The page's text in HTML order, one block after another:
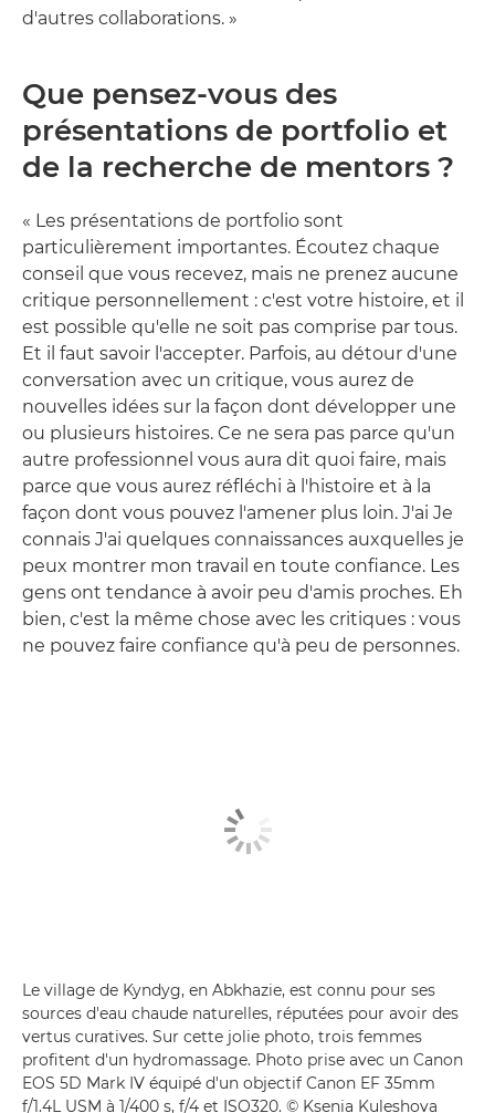
d'autres collaborations. »
Que pensez-vous des
présentations de portfolio et
de la recherche de mentors ?
« Les présentations de portfolio sont
particulièrement importantes. Écoutez chaque
conseil que vous recevez, mais ne prenez aucune
critique personnellement : c'est votre histoire, et il
est possible qu'elle ne soit pas comprise par tous.
Et il faut savoir l'accepter. Parfois, au détour d'une
conversation avec un critique, vous aurez de
nouvelles idées sur la façon dont développer une
ou plusieurs histoires. Ce ne sera pas parce qu'un
autre professionnel vous aura dit quoi faire, mais
parce que vous aurez réfléchi à l'histoire et à la
façon dont vous pouvez l'amener plus loin. J'ai Je
connais J'ai quelques connaissances auxquelles je
peux montrer mon travail en toute confiance. Les
gens ont tendance à avoir peu d'amis proches. Eh
bien, c'est la même chose avec les critiques : vous
ne pouvez faire confiance qu'à peu de personnes.
Le village de Kyndyg, en Abkhazie, est connu pour ses
sources d'eau chaude naturelles, réputées pour avoir des
vertus curatives. Sur cette jolie photo, trois femmes
profitent d'un hydromassage. Photo prise avec un Canon
EOS 5D Mark IV équipé d'un objectif Canon EF 35mm
f/1.4L USM à 1/400 s, f/4 et ISO320. © Ksenia Kuleshova